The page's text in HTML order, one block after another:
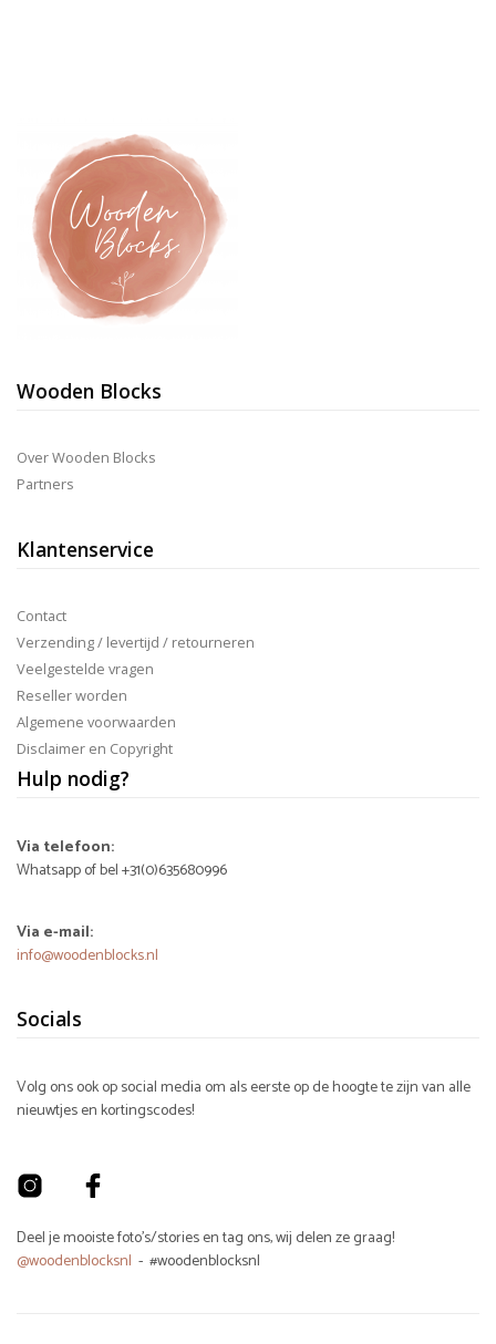
Wooden Blocks
Over Wooden Blocks
Partners
Klantenservice
Contact
Verzending / levertijd / retourneren
Veelgestelde vragen
Reseller worden
Algemene voorwaarden
Disclaimer en Copyright
Hulp nodig?
Via telefoon:
Whatsapp of bel +31(0)635680996
Via e-mail:
info@woodenblocks.nl
Socials
Volg ons ook op social media om als eerste op de hoogte te zijn van alle
nieuwtjes en kortingscodes!
Deel je mooiste foto's/stories en tag ons, wij delen ze graag!
@woodenblocksnl - #woodenblocksnl